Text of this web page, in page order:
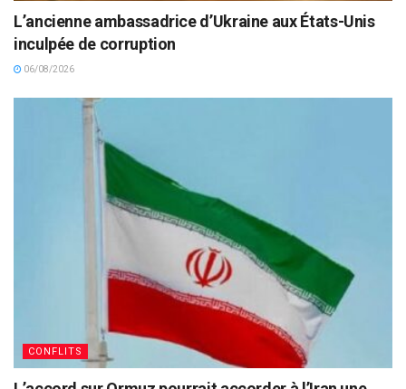
L’ancienne ambassadrice d’Ukraine aux États-Unis
inculpée de corruption
06/08/2026
CONFLITS